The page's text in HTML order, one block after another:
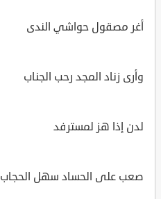
أغر مصقول حواشي الندى
وأرى زناد المجد رحب الجناب
لدن إذا هز لمسترفد
صعب على الحساد سهل الحجاب